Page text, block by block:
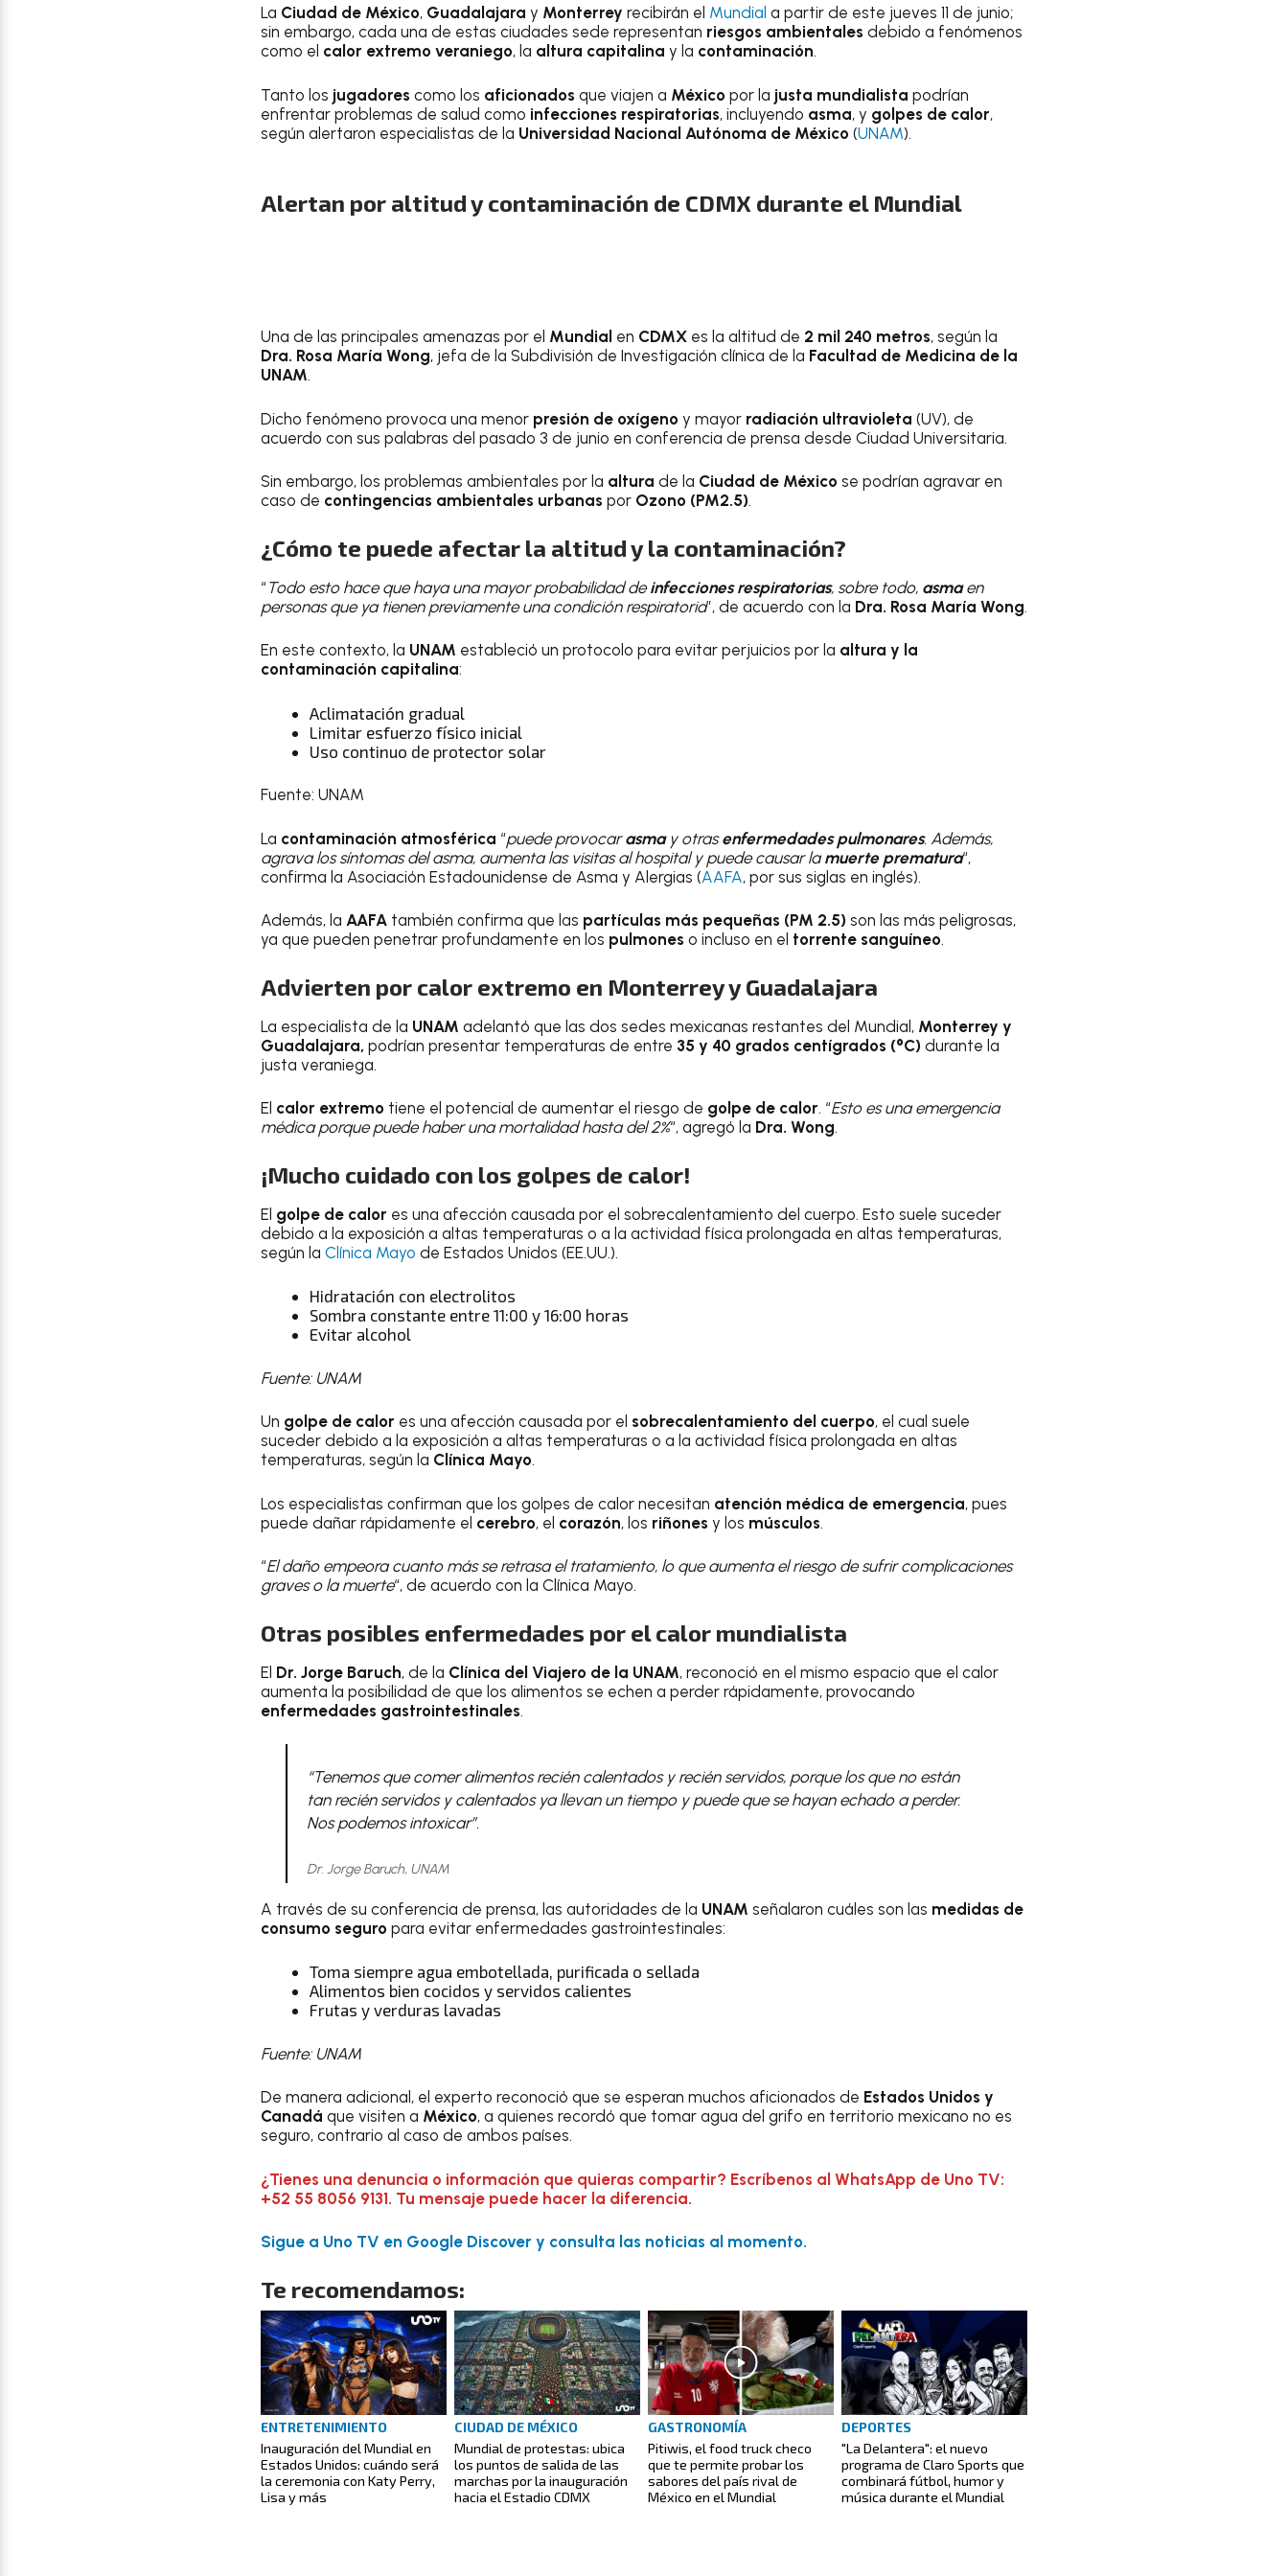
La Ciudad de México, Guadalajara y Monterrey recibirán el Mundial a partir de este jueves 11 de junio;
sin embargo, cada una de estas ciudades sede representan riesgos ambientales debido a fenómenos
como el calor extremo veraniego, la altura capitalina y la contaminación.
Tanto los jugadores como los aficionados que viajen a México por la justa mundialista podrían
enfrentar problemas de salud como infecciones respiratorias, incluyendo asma, y golpes de calor,
según alertaron especialistas de la Universidad Nacional Autónoma de México (UNAM).
Alertan por altitud y contaminación de CDMX durante el Mundial
Una de las principales amenazas por el Mundial en CDMX es la altitud de 2 mil 240 metros, según la
Dra. Rosa María Wong, jefa de la Subdivisión de Investigación clínica de la Facultad de Medicina de la
UNAM.
Dicho fenómeno provoca una menor presión de oxígeno y mayor radiación ultravioleta (UV), de
acuerdo con sus palabras del pasado 3 de junio en conferencia de prensa desde Ciudad Universitaria.
Sin embargo, los problemas ambientales por la altura de la Ciudad de México se podrían agravar en
caso de contingencias ambientales urbanas por Ozono (PM2.5).
¿Cómo te puede afectar la altitud y la contaminación?
“Todo esto hace que haya una mayor probabilidad deinfecciones respiratorias, sobre todo, asmaen
personas que ya tienen previamente una condición respiratoria”, de acuerdo con la Dra. Rosa María Wong.
En este contexto, la UNAM estableció un protocolo para evitar perjuicios por la altura y la
contaminación capitalina:
Aclimatación gradual
Limitar esfuerzo físico inicial
Uso continuo de protector solar
Fuente: UNAM
La contaminación atmosférica “puede provocarasmay otrasenfermedades pulmonares. Además,
agrava los síntomas del asma, aumenta las visitas al hospital y puede causar lamuerte prematura“,
confirma la Asociación Estadounidense de Asma y Alergias (AAFA, por sus siglas en inglés).
Además, la AAFA también confirma que las partículas más pequeñas (PM 2.5) son las más peligrosas,
ya que pueden penetrar profundamente en los pulmones o incluso en el torrente sanguíneo.
Advierten por calor extremo en Monterrey y Guadalajara
La especialista de la UNAM adelantó que las dos sedes mexicanas restantes del Mundial, Monterrey y
Guadalajara, podrían presentar temperaturas de entre 35 y 40 grados centígrados (°C) durante la
justa veraniega.
El calor extremo tiene el potencial de aumentar el riesgo de golpe de calor. “Esto es una emergencia
médica porque puede haber una mortalidad hasta del 2%“, agregó la Dra. Wong.
¡Mucho cuidado con los golpes de calor!
El golpe de calor es una afección causada por el sobrecalentamiento del cuerpo. Esto suele suceder
debido a la exposición a altas temperaturas o a la actividad física prolongada en altas temperaturas,
según la Clínica Mayo de Estados Unidos (EE.UU.).
Hidratación con electrolitos
Sombra constante entre 11:00 y 16:00 horas
Evitar alcohol
Fuente: UNAM
Un golpe de calor es una afección causada por el sobrecalentamiento del cuerpo, el cual suele
suceder debido a la exposición a altas temperaturas o a la actividad física prolongada en altas
temperaturas, según la Clínica Mayo.
Los especialistas confirman que los golpes de calor necesitan atención médica de emergencia, pues
puede dañar rápidamente el cerebro, el corazón, los riñones y los músculos.
“El daño empeora cuanto más se retrasa el tratamiento, lo que aumenta el riesgo de sufrir complicaciones
graves o la muerte“, de acuerdo con la Clínica Mayo.
Otras posibles enfermedades por el calor mundialista
El Dr. Jorge Baruch, de la Clínica del Viajero de la UNAM, reconoció en el mismo espacio que el calor
aumenta la posibilidad de que los alimentos se echen a perder rápidamente, provocando
enfermedades gastrointestinales.
“Tenemos que comer alimentos recién calentados y recién servidos, porque los que no están
tan recién servidos y calentados ya llevan un tiempo y puede que se hayan echado a perder.
Nos podemos intoxicar”.
Dr. Jorge Baruch, UNAM
A través de su conferencia de prensa, las autoridades de la UNAM señalaron cuáles son las medidas de
consumo seguro para evitar enfermedades gastrointestinales:
Toma siempre agua embotellada, purificada o sellada
Alimentos bien cocidos y servidos calientes
Frutas y verduras lavadas
Fuente: UNAM
De manera adicional, el experto reconoció que se esperan muchos aficionados de Estados Unidos y
Canadá que visiten a México, a quienes recordó que tomar agua del grifo en territorio mexicano no es
seguro, contrario al caso de ambos países.
¿Tienes una denuncia o información que quieras compartir? Escríbenos al WhatsApp de Uno TV:
+52 55 8056 9131. Tu mensaje puede hacer la diferencia.
Sigue a Uno TV en Google Discover y consulta las noticias al momento.
Te recomendamos:
ENTRETENIMIENTO
Inauguración del Mundial en
Estados Unidos: cuándo será
la ceremonia con Katy Perry,
Lisa y más
CIUDAD DE MÉXICO
Mundial de protestas: ubica
los puntos de salida de las
marchas por la inauguración
hacia el Estadio CDMX
GASTRONOMÍA
Pitiwis, el food truck checo
que te permite probar los
sabores del país rival de
México en el Mundial
DEPORTES
"La Delantera": el nuevo
programa de Claro Sports que
combinará fútbol, humor y
música durante el Mundial